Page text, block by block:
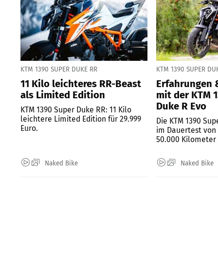
KTM 1390 SUPER DUKE RR
11 Kilo leichteres RR-Beast
als Limited Edition
KTM 1390 Super Duke RR: 11 Kilo
leichtere Limited Edition für 29.999
Euro.
Naked Bike
KTM 1390 SUPER
Erfahrungen
mit der KTM
Duke R Evo
Die KTM 1390
im Dauertest von
50.000
Naked Bike